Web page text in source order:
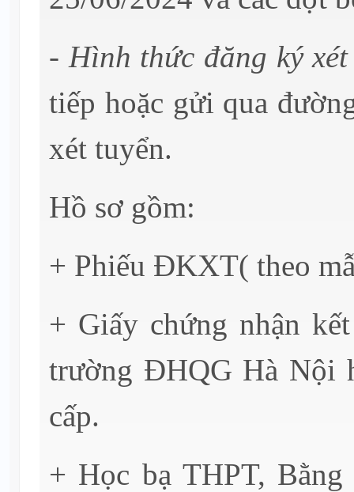
- Hình thức đăng ký
tiếp hoặc gửi qua
xét tuyển.
Hồ sơ gồm:
+ Phiếu ĐKXT( theo
+ Giấy chứng nhận
trường ĐHQG Hà Nội
cấp.
+ Học bạ THPT,